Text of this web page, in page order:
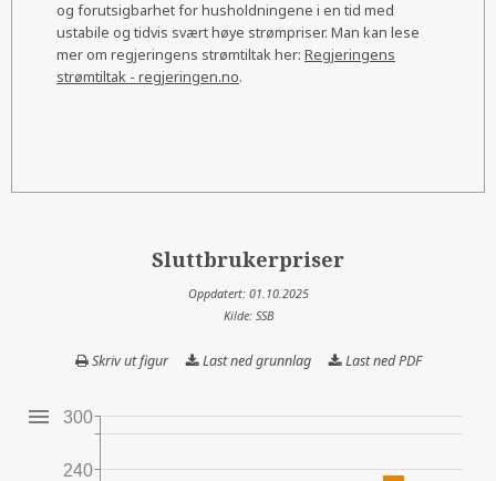
og forutsigbarhet for husholdningene i en tid med
ustabile og tidvis svært høye strømpriser. Man kan lese
mer om regjeringens strømtiltak her: Regjeringens
strømtiltak - regjeringen.no.
Sluttbrukerpriser
Oppdatert: 01.10.2025
Kilde: SSB
Skriv ut figur Last ned grunnlagSluttbrukerpriser
Last ned PDF
300
240